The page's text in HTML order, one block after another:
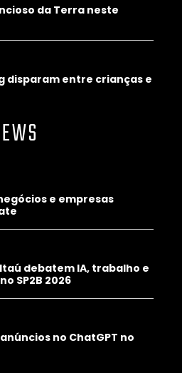
da Terra neste
disparam entre crianças e
e empresas
debatem IA, trabalho e
SP2B 2026
no ChatGPT no